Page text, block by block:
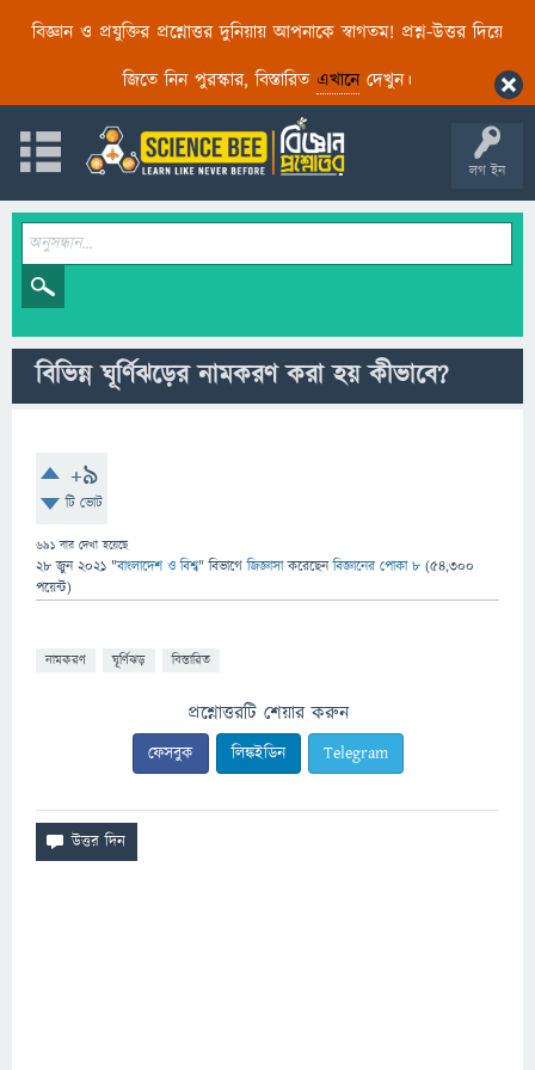
বিজ্ঞান ও প্রযুক্তির প্রশ্নোত্তর দুনিয়ায় আপনাকে স্বাগতম! প্রশ্ন-উত্তর দিয়ে
জিতে নিন পুরস্কার, বিস্তারিত এখানেদেখুন।
লগ ইন
বিভিন্ন ঘূর্ণিঝড়ের নামকরণ করা হয় কীভাবে?
+9
টি ভোট
691 বার দেখা হয়েছে
28 জুন 2021 "বাংলাদেশ ও বিশ্ব" বিভাগে জিজ্ঞাসাকরেছেনবিজ্ঞানের পোকা ৮ (54,300
পয়েন্ট)
নামকরণ ঘূর্ণিঝড় বিস্তারিত
প্রশ্নোত্তরটি শেয়ার করুন
ফেসবুক লিঙ্কইডিন Telegram